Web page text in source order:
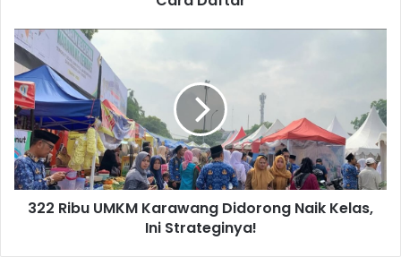
322
Ribu
UMKM
Karawang
Didorong
Naik
Kelas,
Ini
Strateginya!
322 Ribu UMKM Karawang Didorong Naik Kelas,
Ini Strateginya!